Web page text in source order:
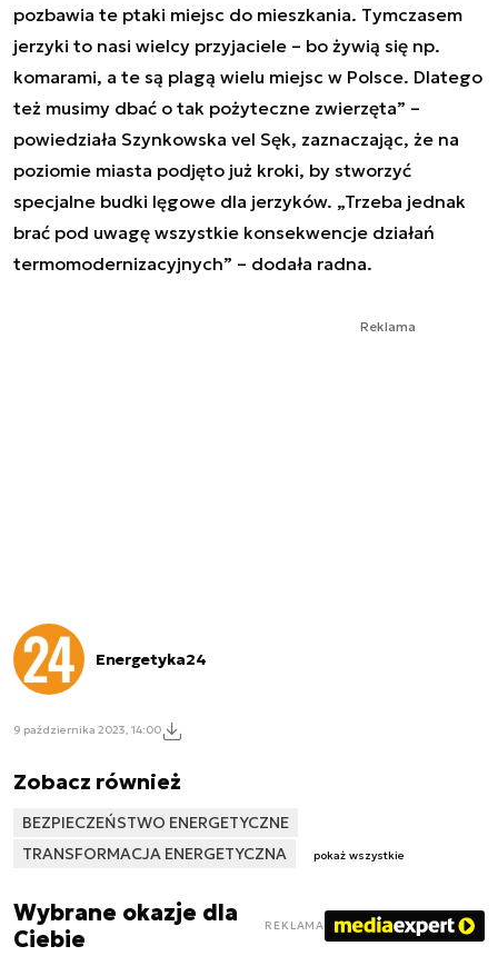
pozbawia te ptaki miejsc do mieszkania. Tymczasem
jerzyki to nasi wielcy przyjaciele – bo żywią się np.
komarami, a te są plagą wielu miejsc w Polsce. Dlatego
też musimy dbać o tak pożyteczne zwierzęta” –
powiedziała Szynkowska vel Sęk, zaznaczając, że na
poziomie miasta podjęto już kroki, by stworzyć
specjalne budki lęgowe dla jerzyków. „Trzeba jednak
brać pod uwagę wszystkie konsekwencje działań
termomodernizacyjnych” – dodała radna.
Reklama
Energetyka24
9 października 2023, 14:00
Zobacz również
BEZPIECZEŃSTWO ENERGETYCZNE
TRANSFORMACJA ENERGETYCZNA
pokaż wszystkie
Wybrane okazje dla
Ciebie
REKLAMA